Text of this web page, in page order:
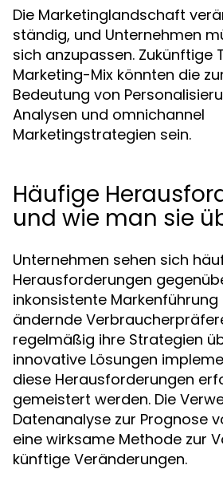
Die Marketinglandschaft
ständig, und Unternehmen
sich anzupassen. Zukünftige
Marketing-Mix könnten die
Bedeutung von
Analysen und omnichannel
Marketingstrategien sein.
Häufige
und wie man sie
Unternehmen sehen sich
Herausforderungen
inkonsistente
ändernde
regelmäßig ihre Strategien
innovative Lösungen
diese Herausforderungen
gemeistert werden. Die
Datenanalyse zur Prognose
eine wirksame Methode zur
künftige Veränderungen.